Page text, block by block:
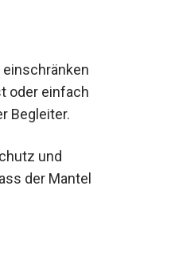
oder einfach
Begleiter.
und
der Mantel